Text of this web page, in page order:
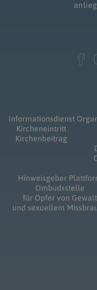
Informationsdienst
Kircheneintritt
Kirchenbeitrag
Hinweisgeber
Ombudsstelle
für Opfer von Gewalt
und sexuellem